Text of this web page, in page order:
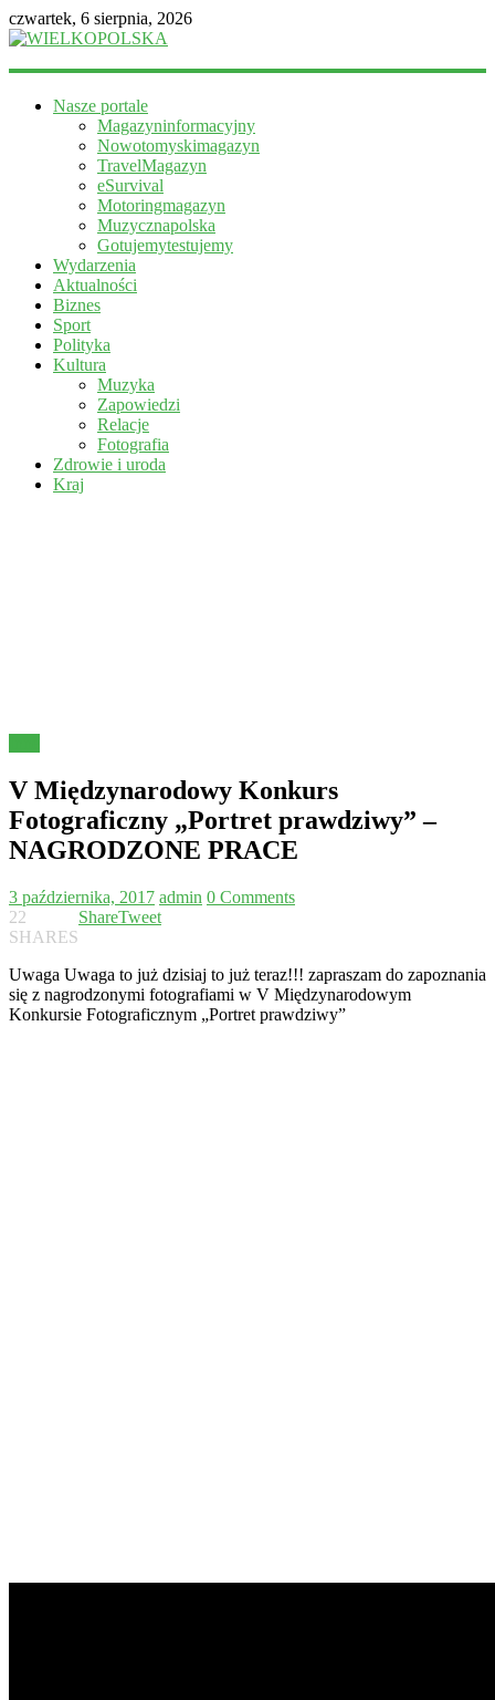
czwartek, 6 sierpnia, 2026
WIELKOPOLSKA
informacyjny
Nasze portale
Magazyninformacyjny
Nowotomyskimagazyn
TravelMagazyn
eSurvival
Motoringmagazyn
Muzycznapolska
Gotujemytestujemy
Wydarzenia
Aktualności
Biznes
Sport
Polityka
Kultura
Muzyka
Zapowiedzi
Relacje
Fotografia
Zdrowie i uroda
Kraj
V Międzynarodowy Konkurs
Fotograficzny „Portret prawdziwy” –
NAGRODZONE PRACE
3 października, 2017 admin 0 Comments
22
SHARES
ShareTweet
Uwaga Uwaga to już dzisiaj to już teraz!!! zapraszam do zapoznania
się z nagrodzonymi fotografiami w V Międzynarodowym
Konkursie Fotograficznym „Portret prawdziwy”